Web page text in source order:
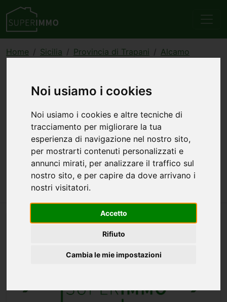
Noi usiamo i cookies
Noi usiamo i cookies e altre tecniche di
tracciamento per migliorare la tua
esperienza di navigazione nel nostro sito,
per mostrarti contenuti personalizzati e
annunci mirati, per analizzare il traffico sul
nostro sito, e per capire da dove arrivano i
nostri visitatori.
Accetto
Rifiuto
Cambia le mie impostazioni
Home Sicilia Provincia di Trapani
Alcamo
Commerciale/Industriale
altro immobile
commerciale in vendita a
Alcamo
120.000 € 100 mq